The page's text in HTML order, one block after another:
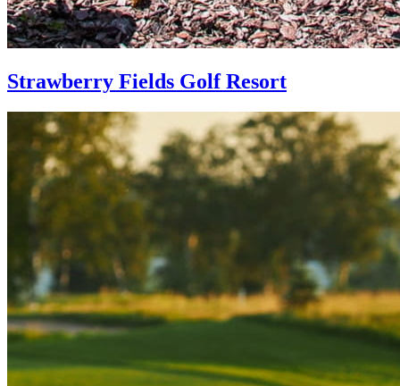
Strawberry Fields Golf Resort